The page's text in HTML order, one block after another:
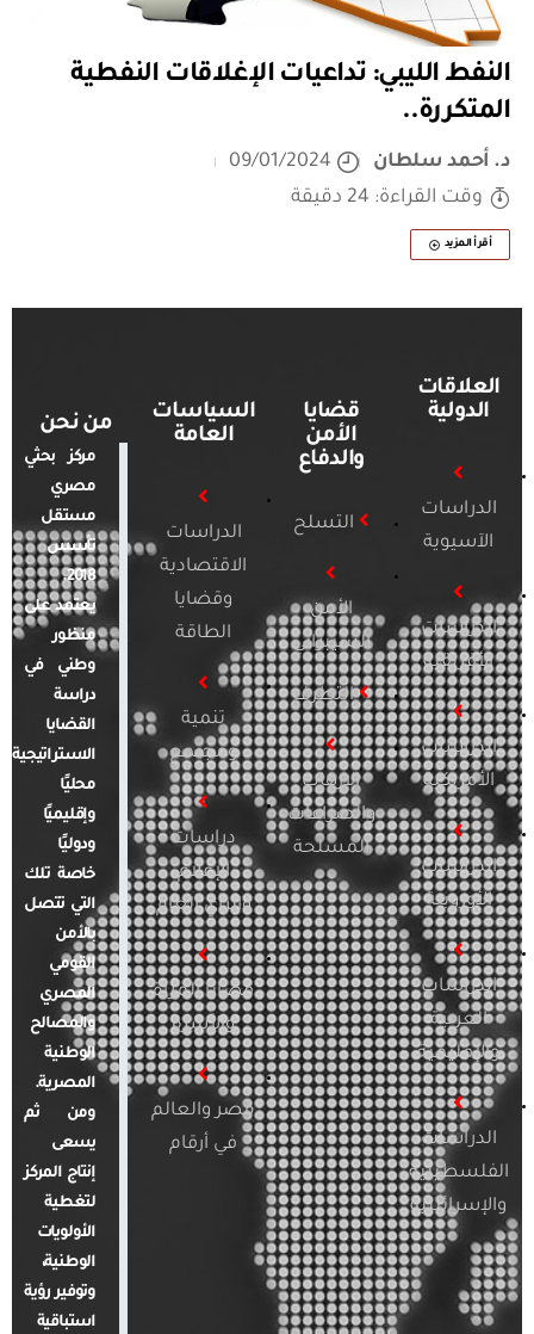
النفط الليبي: تداعيات الإغلاقات النفطية
المتكررة..
د. أحمد سلطان
09/01/2024
وقت القراءة: 24 دقيقة
أقرأ المزيد
العلاقات
الدولية
الدراسات
الآسيوية
الدراسات
الأفريقية
الدراسات
الأمريكية
الدراسات
الأوروبية
الدراسات
العربية
والإقليمية
الدراسات
الفلسطينية
والإسرائيلية
قضايا
الأمن
والدفاع
التسلح
الأمن
السيبراني
التطرف
الإرهاب
والصراعات
المسلحة
السياسات
العامة
الدراسات
الاقتصادية
وقضايا
الطاقة
تنمية
ومجتمع
دراسات
الإعلام
والرأي العام
قضايا المرأة
والأسرة
مصر والعالم
في أرقام
من نحن
مركز بحثي
مصري
مستقل
تأسس
2018.
يعتمد على
منظور
وطني في
دراسة
القضايا
الاستراتيجية
محليًا
وإقليميًا
ودوليًا
خاصة تلك
التي تتصل
بالأمن
القومي
المصري
والمصالح
الوطنية
المصرية.
ومن ثم
يسعى
إنتاج المركز
لتغطية
الأولويات
الوطنية،
وتوفير رؤية
استباقية